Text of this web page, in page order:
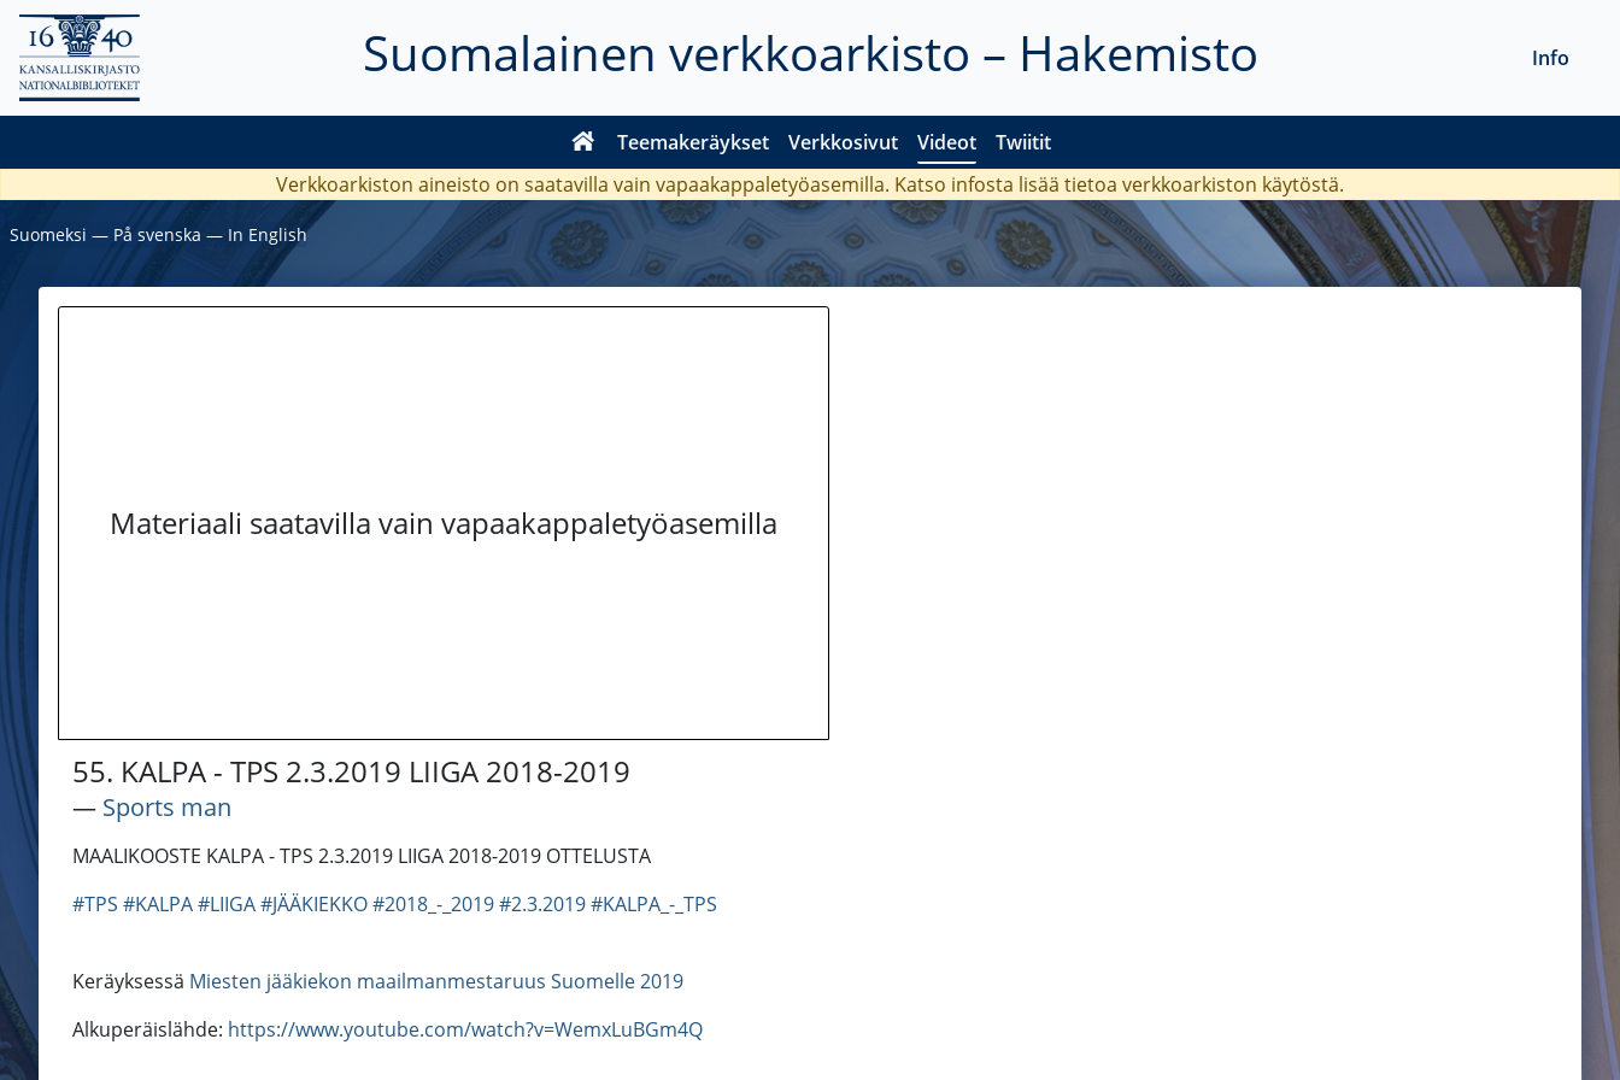
Suomalainen verkkoarkisto – Hakemisto
Teemakeräykset Verkkosivut Videot Twiitit
Info
Verkkoarkiston aineisto on saatavilla vain vapaakappaletyöasemilla. Katso infosta lisää tietoa verkkoarkiston käytöstä.
Suomeksi ― På svenska ― In English
Materiaali saatavilla vain vapaakappaletyöasemilla
55. KALPA - TPS 2.3.2019 LIIGA 2018-2019
― Sports man
MAALIKOOSTE KALPA - TPS 2.3.2019 LIIGA 2018-2019 OTTELUSTA
#TPS #KALPA#LIIGA#JÄÄKIEKKO#2018_-_2019#2.3.2019#KALPA_-_TPS
Keräyksessä Miesten jääkiekon maailmanmestaruus Suomelle 2019
Alkuperäislähde: https://www.youtube.com/watch?v=WemxLuBGm4Q